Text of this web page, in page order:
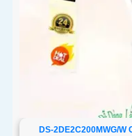
DS-2DE2C200MWG/W